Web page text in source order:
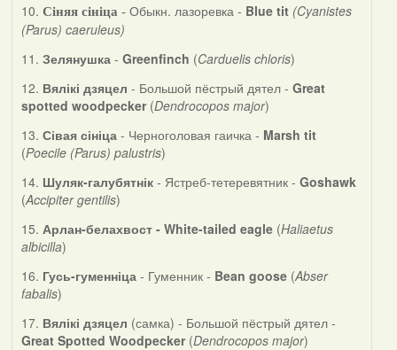
10. Сіняя сініца - Обыкн. лазоревка - Blue tit (Cyanistes
(Parus) caeruleus)
11. Зелянушка - Greenfinch (Carduelis chloris)
12. Вялікі дзяцел - Большой пёстрый дятел - Great
spotted woodpecker (Dendrocopos major)
13. Сівая сініца - Черноголовая гаичка - Marsh tit
(Poecile (Parus) palustris)
14. Шуляк-галубятнік - Ястреб-тетеревятник - Goshawk
(Accipiter gentilis)
15. Арлан-белахвост - White-tailed eagle(Haliaetus
albicilla)
16. Гусь-гуменніца- Гуменник - Bean goose(Abser
fabalis)
17. Вялікі дзяцел (самка) - Большой пёстрый дятел -
Great Spotted Woodpecker(Dendrocopos major)